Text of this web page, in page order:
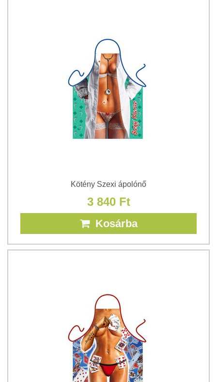
Kötény Szexi ápolónő
3 840 Ft
Kosárba